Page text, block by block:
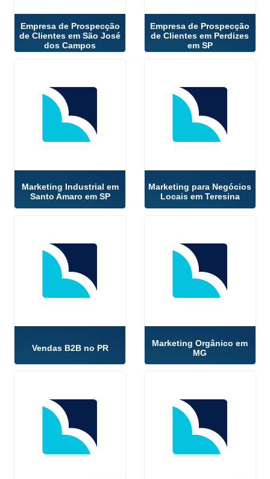
Empresa de Prospecção
de Clientes em São José
dos Campos
Empresa de Prospecção
de Clientes em Perdizes
em SP
Marketing Industrial em
Santo Amaro em SP
Marketing para Negócios
Locais em Teresina
Vendas B2B no PR
Marketing Orgânico em
MG